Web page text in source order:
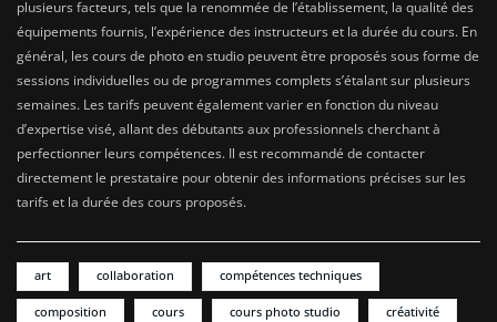
plusieurs facteurs, tels que la renommée de l’établissement, la qualité des
équipements fournis, l’expérience des instructeurs et la durée du cours. En
général, les cours de photo en studio peuvent être proposés sous forme de
sessions individuelles ou de programmes complets s’étalant sur plusieurs
semaines. Les tarifs peuvent également varier en fonction du niveau
d’expertise visé, allant des débutants aux professionnels cherchant à
perfectionner leurs compétences. Il est recommandé de contacter
directement le prestataire pour obtenir des informations précises sur les
tarifs et la durée des cours proposés.
art collaboration compétences techniques
composition cours cours photo studio créativité